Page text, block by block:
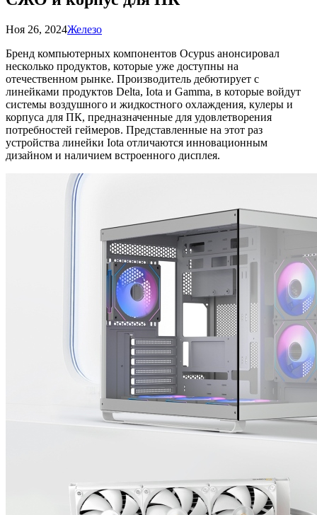
Ноя 26, 2024Железо
Бренд компьютерных компонентов Ocypus анонсировал
несколько продуктов, которые уже доступны на
отечественном рынке. Производитель дебютирует с
линейками продуктов Delta, Iota и Gamma, в которые войдут
системы воздушного и жидкостного охлаждения, кулеры и
корпуса для ПК, предназначенные для удовлетворения
потребностей геймеров. Представленные на этот раз
устройства линейки Iota отличаются инновационным
дизайном и наличием встроенного дисплея.